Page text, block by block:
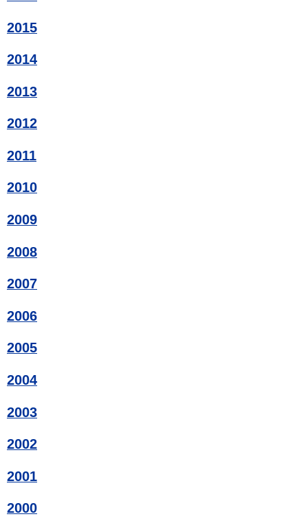
2015
2014
2013
2012
2011
2010
2009
2008
2007
2006
2005
2004
2003
2002
2001
2000